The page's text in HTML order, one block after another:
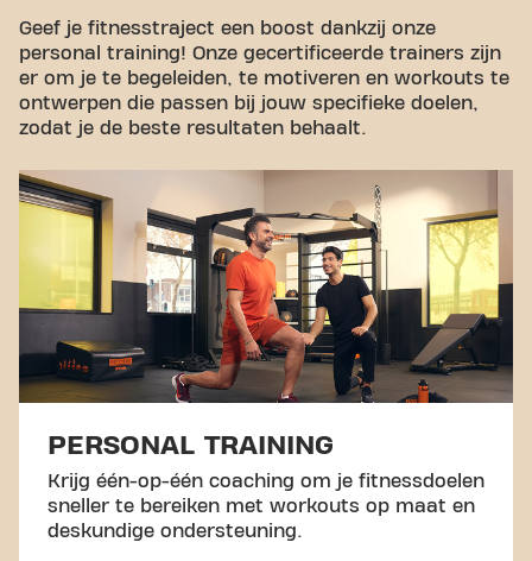
Geef je fitnesstraject een boost dankzij onze
personal training! Onze gecertificeerde trainers zijn
er om je te begeleiden, te motiveren en workouts te
ontwerpen die passen bij jouw specifieke doelen,
zodat je de beste resultaten behaalt.
PERSONAL TRAINING
Krijg één-op-één coaching om je fitnessdoelen
sneller te bereiken met workouts op maat en
deskundige ondersteuning.